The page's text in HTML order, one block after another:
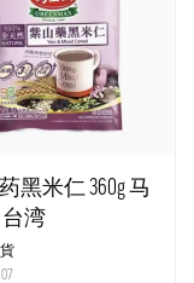
黑米仁 360g 马
湾
貨